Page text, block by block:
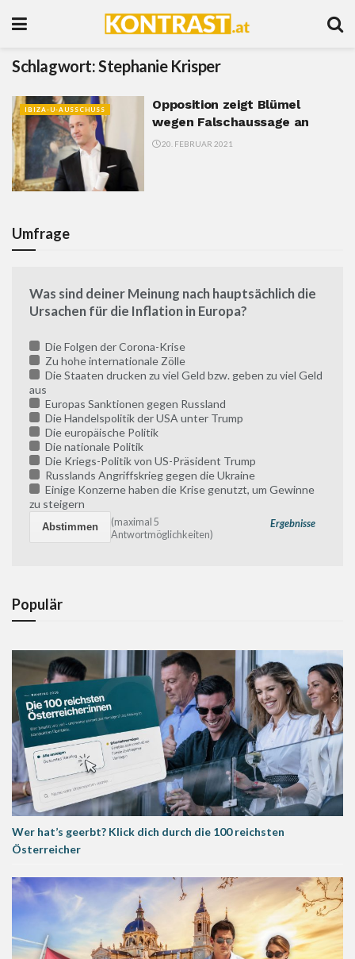
Schlagwort:Stephanie Krisper
IBIZA-U-AUSSCHUSS
Opposition zeigt Blümel
wegen Falschaussage an
20. FEBRUAR 2021
Umfrage
Was sind deiner Meinung nach hauptsächlich die
Ursachen für die Inflation in Europa?
Die Folgen der Corona-Krise
Zu hohe internationale Zölle
Die Staaten drucken zu viel Geld bzw. geben zu viel Geld
aus
Europas Sanktionen gegen Russland
Die Handelspolitik der USA unter Trump
Die europäische Politik
Die nationale Politik
Die Kriegs-Politik von US-Präsident Trump
Russlands Angriffskrieg gegen die Ukraine
Einige Konzerne haben die Krise genutzt, um Gewinne
zu steigern
Ergebnisse
(maximal 5
Antwortmöglichkeiten)
Populär
Wer hat’s geerbt? Klick dich durch die 100 reichsten
Österreicher